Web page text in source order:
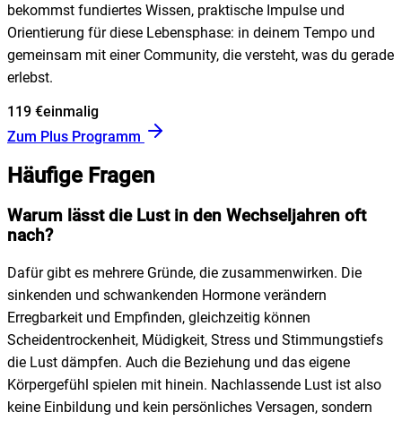
bekommst fundiertes Wissen, praktische Impulse und
Orientierung für diese Lebensphase: in deinem Tempo und
gemeinsam mit einer Community, die versteht, was du gerade
erlebst.
119 €einmalig
Zum Plus Programm
Häufige Fragen
Warum lässt die Lust in den Wechseljahren oft
nach?
Dafür gibt es mehrere Gründe, die zusammenwirken. Die
sinkenden und schwankenden Hormone verändern
Erregbarkeit und Empfinden, gleichzeitig können
Scheidentrockenheit, Müdigkeit, Stress und Stimmungstiefs
die Lust dämpfen. Auch die Beziehung und das eigene
Körpergefühl spielen mit hinein. Nachlassende Lust ist also
keine Einbildung und kein persönliches Versagen, sondern